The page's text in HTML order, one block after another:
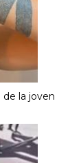
de la joven